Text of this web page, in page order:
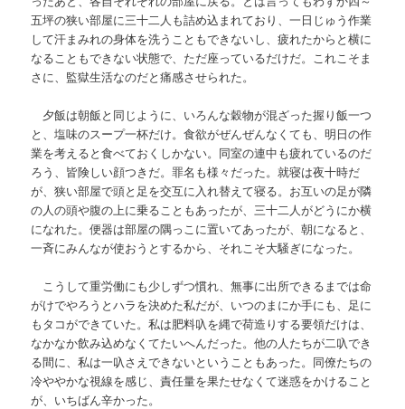
五坪の狭い部屋に三十二人も詰め込まれており、一日じゅう作業
して汗まみれの身体を洗うこともできないし、疲れたからと横に
なることもできない状態で、ただ座っているだけだ。これこそま
さに、監獄生活なのだと痛感させられた。
夕飯は朝飯と同じように、いろんな穀物が混ざった握り飯一つ
と、塩味のスープ一杯だけ。食欲がぜんぜんなくても、明日の作
業を考えると食べておくしかない。同室の連中も疲れているのだ
ろう、皆険しい顔つきだ。罪名も様々だった。就寝は夜十時だ
が、狭い部屋で頭と足を交互に入れ替えて寝る。お互いの足が隣
の人の頭や腹の上に乗ることもあったが、三十二人がどうにか横
になれた。便器は部屋の隅っこに置いてあったが、朝になると、
一斉にみんなが使おうとするから、それこそ大騒ぎになった。
こうして重労働にも少しずつ慣れ、無事に出所できるまでは命
がけでやろうとハラを決めた私だが、いつのまにか手にも、足に
もタコができていた。私は肥料叺を縄で荷造りする要領だけは、
なかなか飲み込めなくてたいへんだった。他の人たちが二叺でき
る間に、私は一叺さえできないということもあった。同僚たちの
冷ややかな視線を感じ、責任量を果たせなくて迷惑をかけること
が、いちばん辛かった。